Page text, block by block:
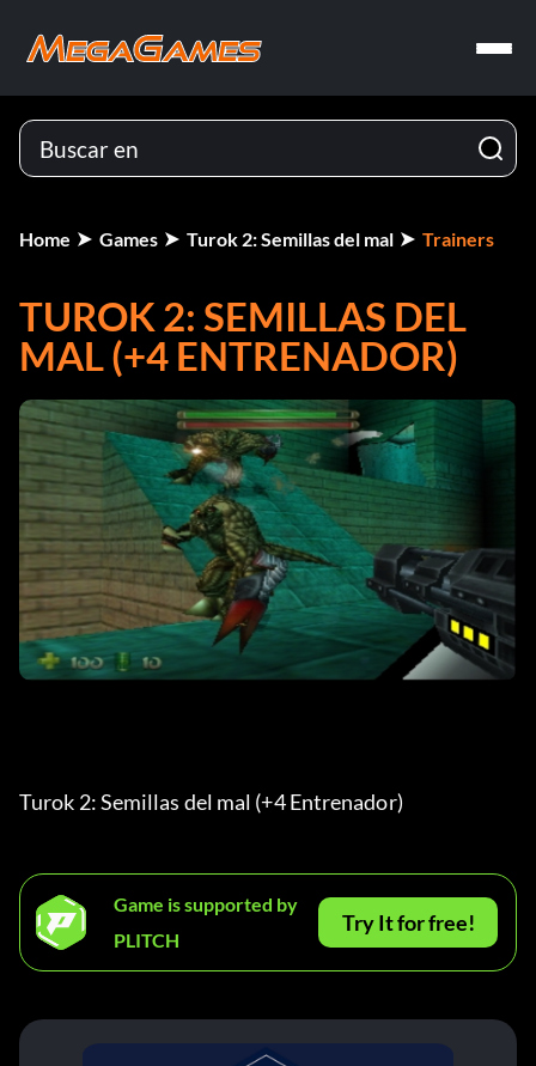
Home Games Turok 2: Semillas del mal Trainers
TUROK 2: SEMILLAS DEL
MAL (+4 ENTRENADOR)
Turok 2: Semillas del mal (+4 Entrenador)
Game is supported by
PLITCH
Try It for free!